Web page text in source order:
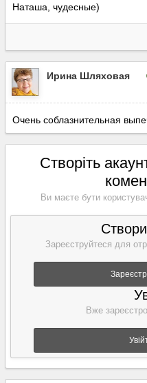
Наташа, чудесные)
Ирина Шляховая
Очень соблазнительная
Створіть
Ви маєте бути
Зареєструйтеся для
Вже